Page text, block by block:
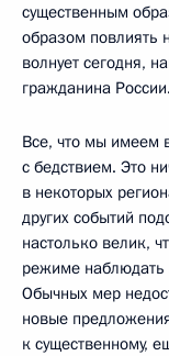
существенным
образом повлиять
волнует сегодня,
гражданина России.
Все, что мы имеем
с бедствием. Это
в некоторых
других событий
настолько велик,
режиме наблюдать
Обычных мер
новые
к существенному,